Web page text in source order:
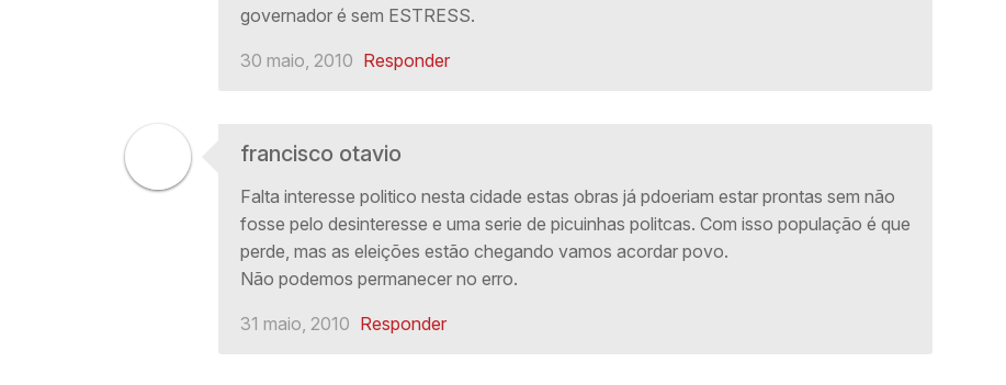
governador é sem ESTRESS.
30 maio, 2010 Responder
francisco otavio
Falta interesse politico nesta cidade estas obras já pdoeriam estar prontas sem não
fosse pelo desinteresse e uma serie de picuinhas politcas. Com isso população é que
perde, mas as eleições estão chegando vamos acordar povo.
Não podemos permanecer no erro.
31 maio, 2010 Responder